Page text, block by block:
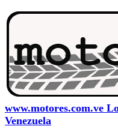
www.motores.com.ve
Venezuela